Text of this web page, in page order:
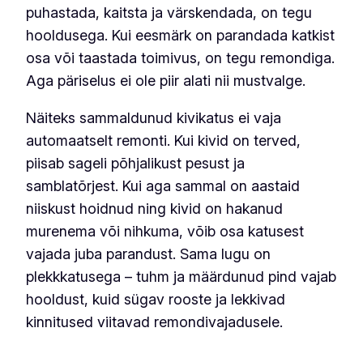
puhastada, kaitsta ja värskendada, on tegu
hooldusega. Kui eesmärk on parandada katkist
osa või taastada toimivus, on tegu remondiga.
Aga päriselus ei ole piir alati nii mustvalge.
Näiteks sammaldunud kivikatus ei vaja
automaatselt remonti. Kui kivid on terved,
piisab sageli põhjalikust pesust ja
samblatõrjest. Kui aga sammal on aastaid
niiskust hoidnud ning kivid on hakanud
murenema või nihkuma, võib osa katusest
vajada juba parandust. Sama lugu on
plekkkatusega – tuhm ja määrdunud pind vajab
hooldust, kuid sügav rooste ja lekkivad
kinnitused viitavad remondivajadusele.